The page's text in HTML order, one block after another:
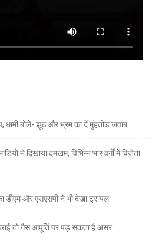
धामी बोले- झूठ और भ्रम का दें मुंहतोड़ जवाब
ने दिखाया दमखम, विभिन्न भार वर्गों में विजेता
डीएम और एसएसपी ने भी देखा ट्रायल
तो गैस आपूर्ति पर पड़ सकता है असर